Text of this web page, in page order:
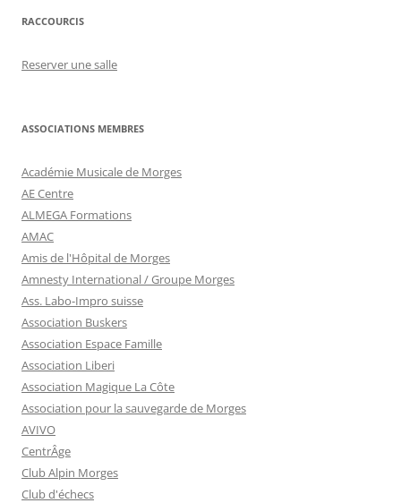
RACCOURCIS
Reserver une salle
ASSOCIATIONS MEMBRES
Académie Musicale de Morges
AE Centre
ALMEGA Formations
AMAC
Amis de l'Hôpital de Morges
Amnesty International / Groupe Morges
Ass. Labo-Impro suisse
Association Buskers
Association Espace Famille
Association Liberi
Association Magique La Côte
Association pour la sauvegarde de Morges
AVIVO
CentrÂge
Club Alpin Morges
Club d'échecs